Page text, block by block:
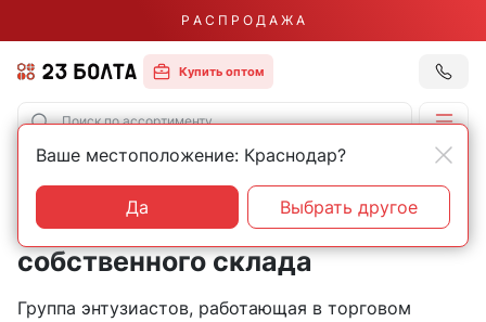
Р А С П Р О Д А Ж А
Купить оптом
Главная О нас История компании
История компании: от
маленького магазина до
собственного склада
Группа энтузиастов, работающая в торговом
Ваше местоположение: Краснодар?
Да Выбрать другое